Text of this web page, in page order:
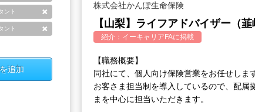
株式会社かんぽ生命保険
【山梨】ライフアドバイザー
紹介： イーキャリアFAに掲載
【職務概要】
同社にて、個人向け保険営業をお任せします
お客さま担当制を導入しているので、配属
まを中心に担当いただきます。
ント
ント
追加